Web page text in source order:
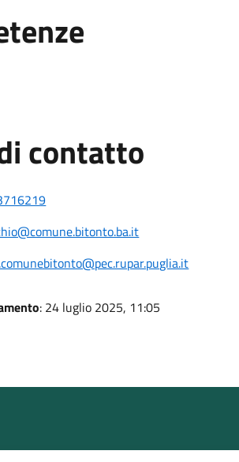
contatto
: 24 luglio 2025, 11:05